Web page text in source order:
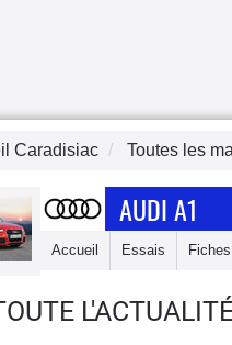
Caradisiac Toutes les
AUDI A1
Accueil Essais